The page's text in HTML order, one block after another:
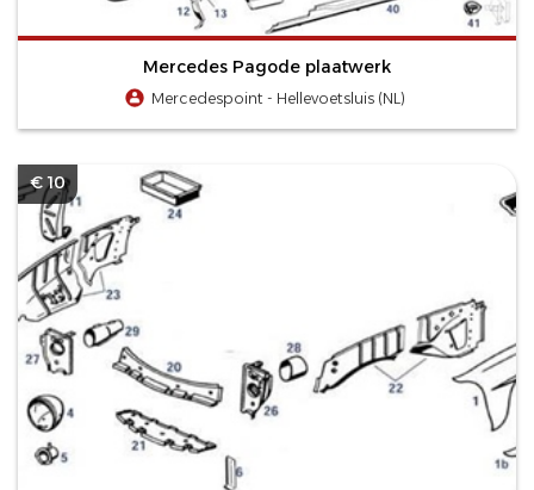
Mercedes Pagode plaatwerk
Mercedespoint - Hellevoetsluis (NL)
€ 10